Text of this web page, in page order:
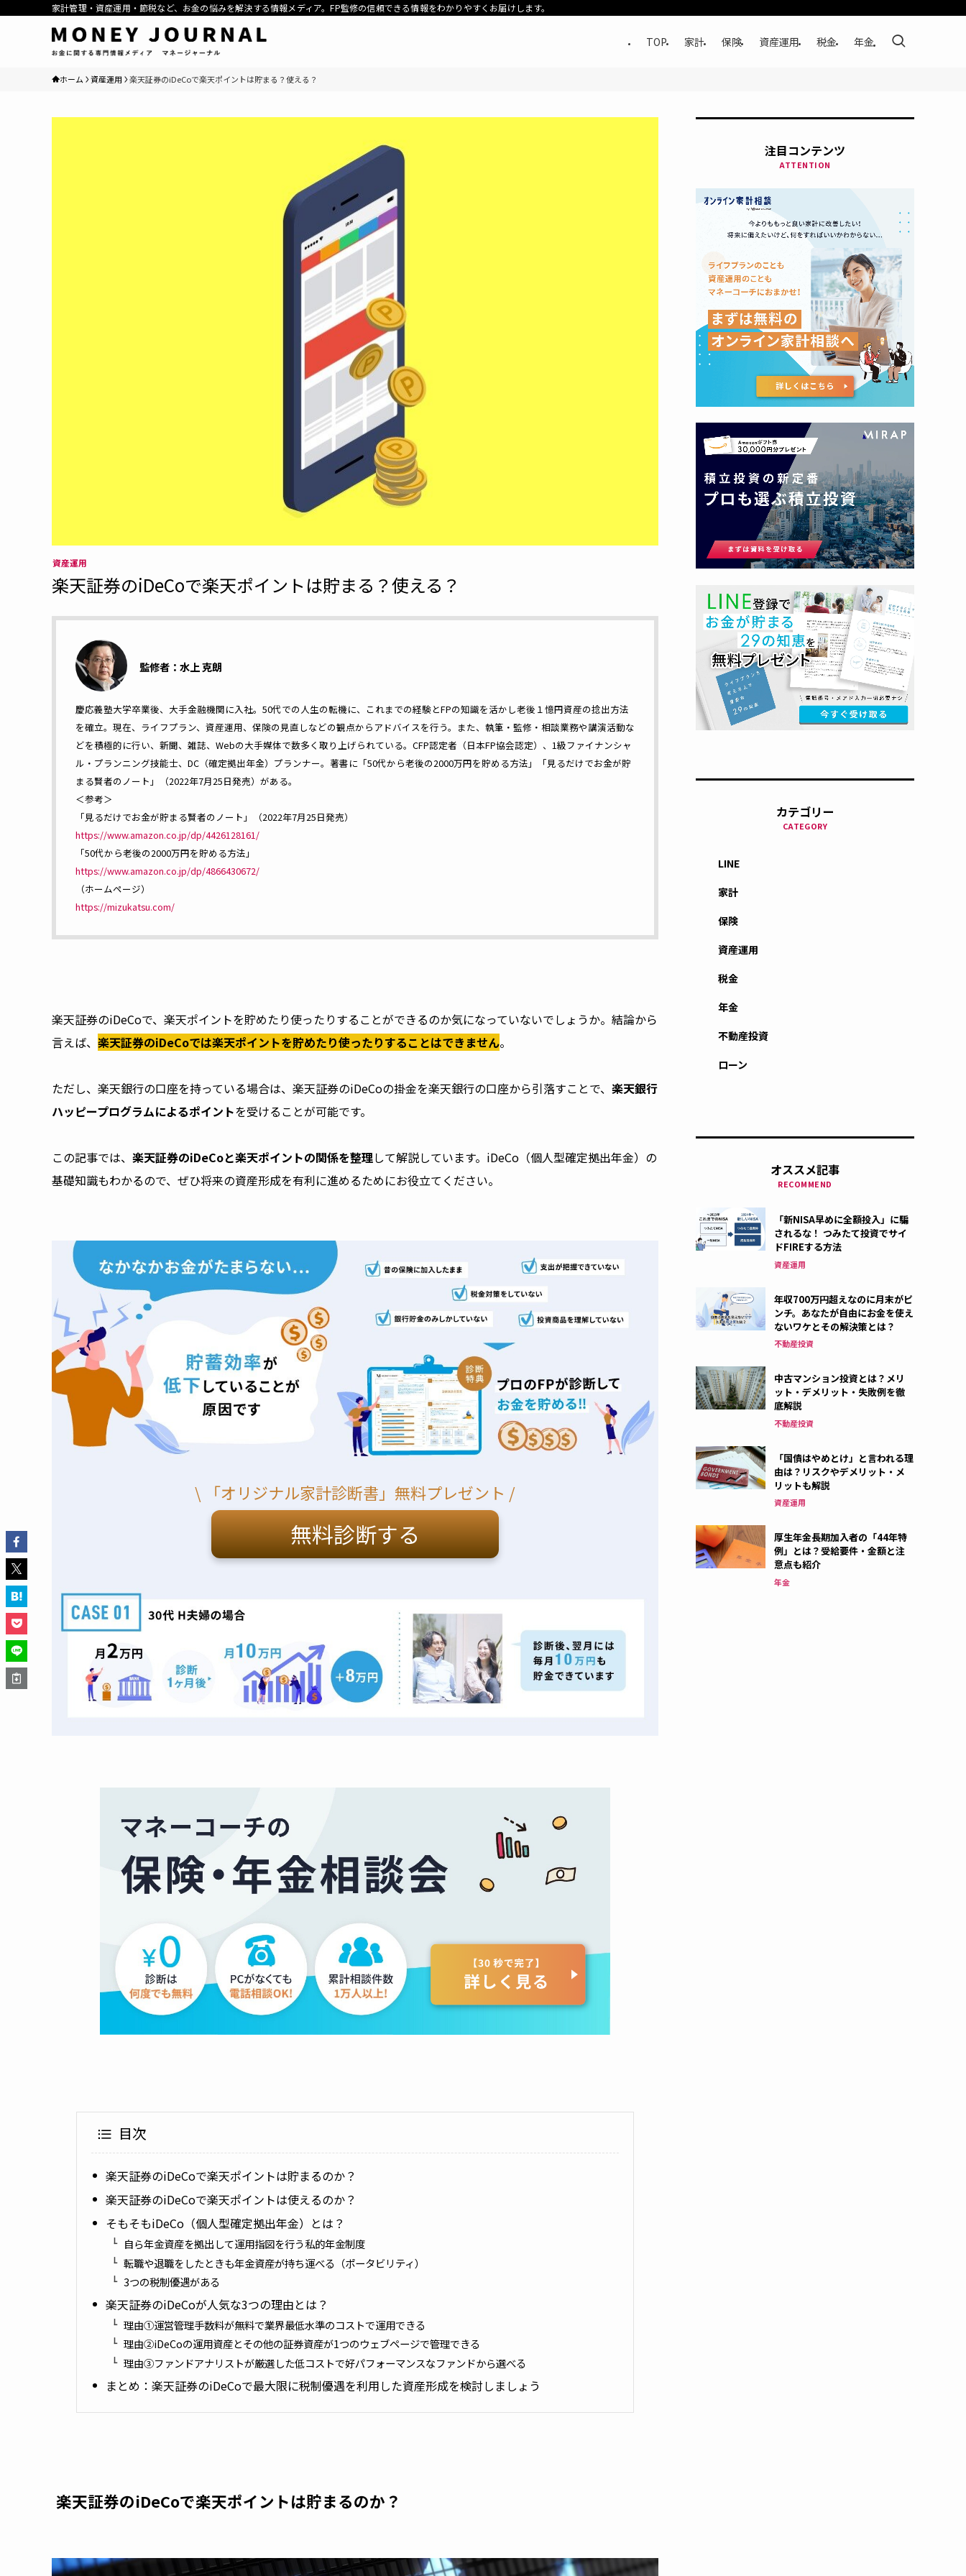
家計管理・資産運用・節税など、お金の悩みを解決する情報メディア。FP監修の信頼できる情報をわかりやすくお届けします。
TOP 家計 保険 資産運用 税金 年金
ホーム 資産運用 楽天証券のiDeCoで楽天ポイントは貯まる？使える？
資産運用
楽天証券のiDeCoで楽天ポイントは貯まる？使える？
監修者：水上 克朗
慶応義塾大学卒業後、大手金融機関に入社。50代での人生の転機に、これまでの経験とFPの知識を活かし老後１憶円資産の捻出方法
を確立。現在、ライフプラン、資産運用、保険の見直しなどの観点からアドバイスを行う。また、執筆・監修・相談業務や講演活動な
どを積極的に行い、新聞、雑誌、Webの大手媒体で数多く取り上げられている。CFP認定者（日本FP協会認定）、1級ファイナンシャ
ル・プランニング技能士、DC（確定拠出年金）プランナー。著書に「50代から老後の2000万円を貯める方法」「見るだけでお金が貯
まる賢者のノート」（2022年7月25日発売）がある。
＜参考＞
「見るだけでお金が貯まる賢者のノート」（2022年7月25日発売）
https://www.amazon.co.jp/dp/4426128161/
「50代から老後の2000万円を貯める方法」
https://www.amazon.co.jp/dp/4866430672/
（ホームページ）
https://mizukatsu.com/
楽天証券のiDeCoで、楽天ポイントを貯めたり使ったりすることができるのか気になっていないでしょうか。結論から
言えば、 楽天証券のiDeCoでは楽天ポイントを貯めたり使ったりすることはできません。
ただし、楽天銀行の口座を持っている場合は、楽天証券のiDeCoの掛金を楽天銀行の口座から引落すことで、 楽天銀行
ハッピープログラムによるポイントを受けることが可能です。
この記事では、 楽天証券のiDeCoと楽天ポイントの関係を整理して解説しています。iDeCo（個人型確定拠出年金）の
基礎知識もわかるので、ぜひ将来の資産形成を有利に進めるためにお役立てください。
\ 「オリジナル家計診断書」無料プレゼント /
無料診断する
目次
楽天証券のiDeCoで楽天ポイントは貯まるのか？
楽天証券のiDeCoで楽天ポイントは使えるのか？
そもそもiDeCo（個人型確定拠出年金）とは？
自ら年金資産を拠出して運用指図を行う私的年金制度
転職や退職をしたときも年金資産が持ち運べる（ポータビリティ）
3つの税制優遇がある
楽天証券のiDeCoが人気な3つの理由とは？
理由①運営管理手数料が無料で業界最低水準のコストで運用できる
理由②iDeCoの運用資産とその他の証券資産が1つのウェブページで管理できる
理由③ファンドアナリストが厳選した低コストで好パフォーマンスなファンドから選べる
まとめ：楽天証券のiDeCoで最大限に税制優遇を利用した資産形成を検討しましょう
楽天証券のiDeCoで楽天ポイントは貯まるのか？
注目コンテンツ
ATTENTION
カテゴリー
CATEGORY
LINE
家計
保険
資産運用
税金
年金
不動産投資
ローン
オススメ記事
RECOMMEND
「新NISA早めに全額投入」に騙
されるな！ つみたて投資でサイ
ドFIREする方法
資産運用
年収700万円超えなのに月末がピ
ンチ。あなたが自由にお金を使え
ないワケとその解決策とは？
不動産投資
中古マンション投資とは？メリ
ット・デメリット・失敗例を徹
底解説
不動産投資
「国債はやめとけ」と言われる理
由は？リスクやデメリット・メ
リットも解説
資産運用
厚生年金長期加入者の「44年特
例」とは？受給要件・金額と注
意点も紹介
年金